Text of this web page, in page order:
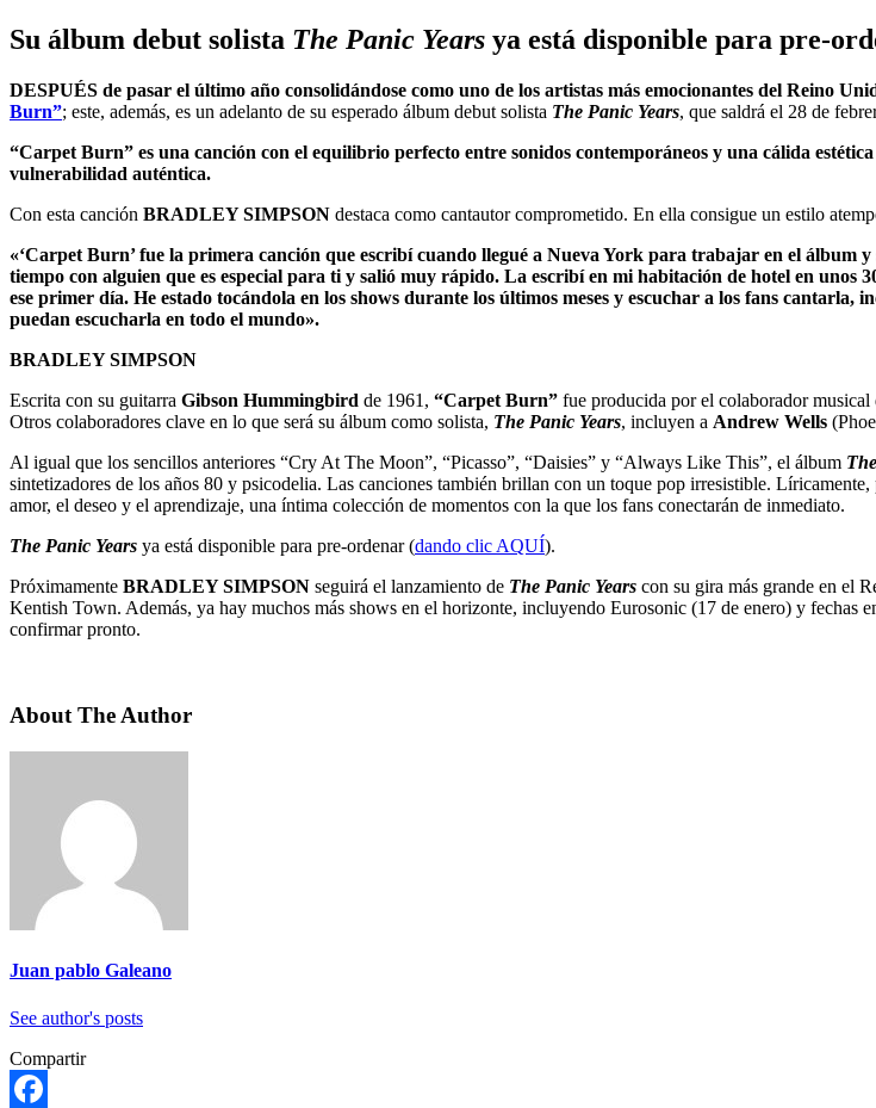
Su álbum debut solista The Panic Years ya está disponible para pre-
DESPUÉS de pasar el último año consolidándose como uno de los artistas más emocionantes del Reino
Burn”; este, además, es un adelanto de su esperado álbum debut solista The Panic Years, que saldrá el 28 de
“Carpet Burn” es una canción con el equilibrio perfecto entre sonidos contemporáneos y una cálida
vulnerabilidad auténtica.
Con esta canción BRADLEY SIMPSON destaca como cantautor comprometido. En ella consigue un estilo
«‘Carpet Burn’ fue la primera canción que escribí cuando llegué a Nueva York para trabajar en el álbum
tiempo con alguien que es especial para ti y salió muy rápido. La escribí en mi habitación de hotel en
ese primer día. He estado tocándola en los shows durante los últimos meses y escuchar a los fans
puedan escucharla en todo el mundo».
BRADLEY SIMPSON
Escrita con su guitarra Gibson Hummingbird de 1961, “Carpet Burn” fue producida por el colaborador musical
Otros colaboradores clave en lo que será su álbum como solista, The Panic Years, incluyen a Andrew Wells
Al igual que los sencillos anteriores “Cry At The Moon”, “Picasso”, “Daisies” y “Always Like This”, el álbum
sintetizadores de los años 80 y psicodelia. Las canciones también brillan con un toque pop irresistible. Líricamente,
amor, el deseo y el aprendizaje, una íntima colección de momentos con la que los fans conectarán de inmediato.
The Panic Years ya está disponible para pre-ordenar (dando clic AQUÍ).
Próximamente BRADLEY SIMPSON seguirá el lanzamiento de The Panic Years con su gira más grande en el
Kentish Town. Además, ya hay muchos más shows en el horizonte, incluyendo Eurosonic (17 de enero) y
confirmar pronto.
About The Author
Juan pablo Galeano
See author's posts
Compartir